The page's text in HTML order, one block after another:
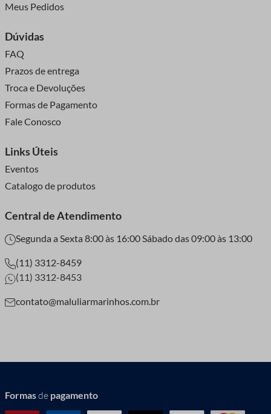
Meus Pedidos
Dúvidas
FAQ
Prazos de entrega
Troca e Devoluções
Formas de Pagamento
Fale Conosco
Links Úteis
Eventos
Catalogo de produtos
Central de Atendimento
Segunda a Sexta 8:00 às 16:00 Sábado das 09:00 às 13:00
(11) 3312-8459
(11) 3312-8453
contato@maluliarmarinhos.com.br
Formasde pagamento